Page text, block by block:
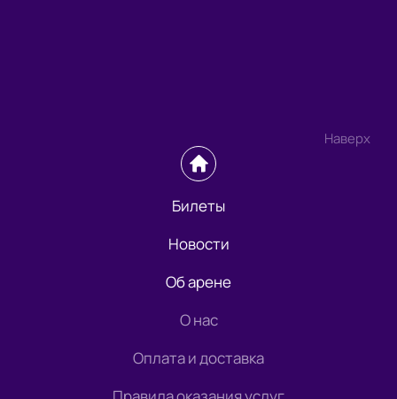
Наверх
Билеты
Новости
Об арене
О нас
Оплата и доставка